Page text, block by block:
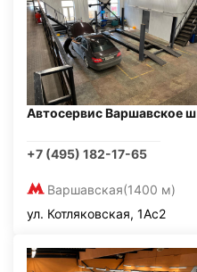
Автосервис Варшавское ш
+7 (495) 182-17-65
Варшавская(1400 м)
ул. Котляковская, 1Ас2